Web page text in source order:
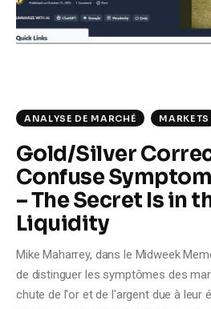
Climate
Shop
ANALYSE DE MARCHÉ MARKETS
Gold/Silver
Confuse
– The Secret Is in
Liquidity
Mike Maharrey, dans le Midweek
de distinguer les symptômes des
chute de l'or et de l'argent due à leur